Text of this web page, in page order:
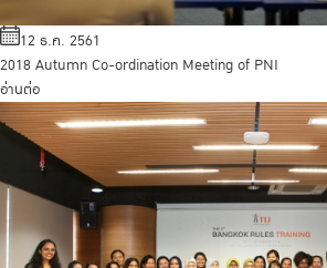
12 ธ.ค. 2561
2018 Autumn Co-ordination Meeting of PNI
อ่านต่อ